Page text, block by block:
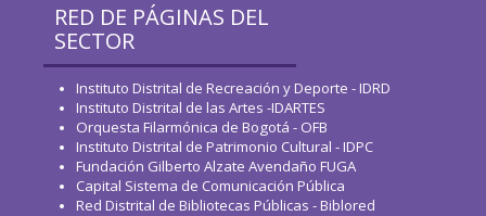
RED DE PÁGINAS DEL
SECTOR
Instituto Distrital de Recreación y Deporte - IDRD
Instituto Distrital de las Artes -IDARTES
Orquesta Filarmónica de Bogotá - OFB
Instituto Distrital de Patrimonio Cultural - IDPC
Fundación Gilberto Alzate Avendaño FUGA
Capital Sistema de Comunicación Pública
Red Distrital de Bibliotecas Públicas - Biblored